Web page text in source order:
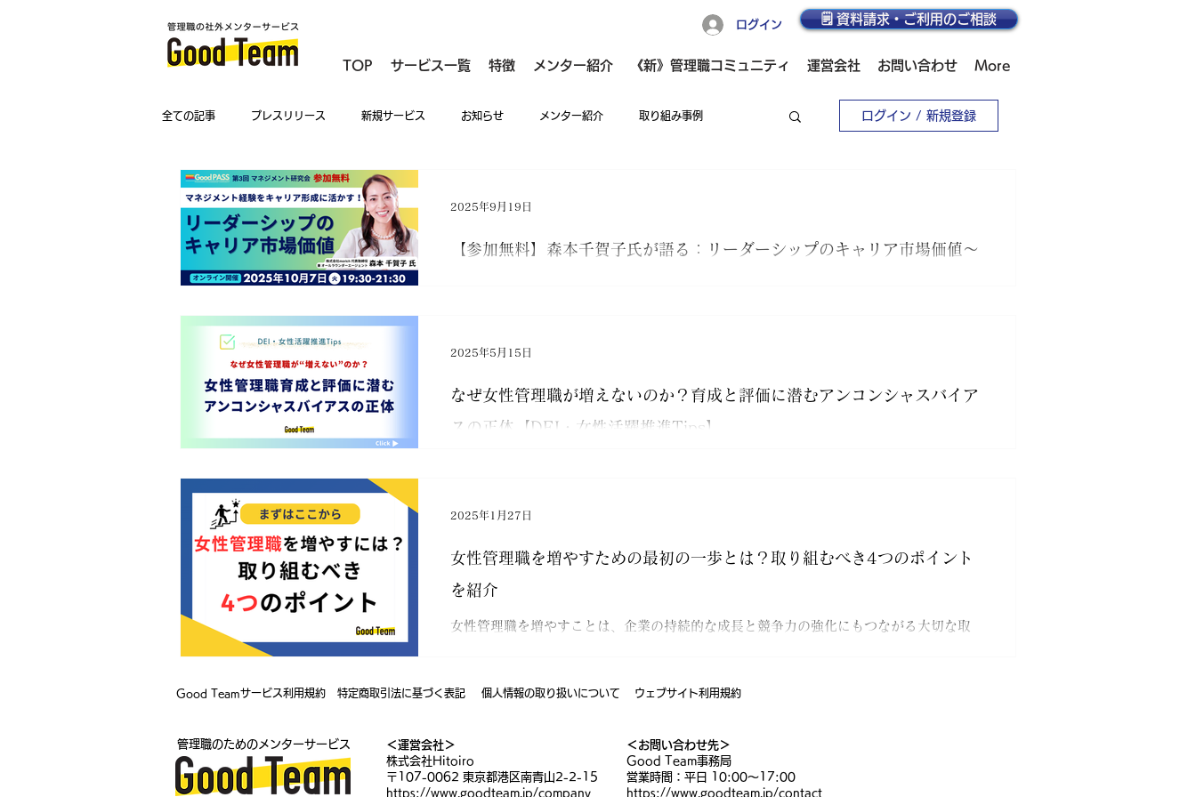
ログイン 🗒️ 資料請求・ご利用のご相談
TOP サービス一覧 特徴 メンター紹介 《新》管理職コミュニティ 運営会社 お問い合わせ More
全ての記事 プレスリリース 新規サービス お知らせ メンター紹介 取り組み事例
マネジメント相談 キャンペーン
女性管理職 新任管理職 管理職コミュニティ 人事・経営者のお悩み解決Tips
DEI・女性活躍推進Tips 中間管理職 応援マガジン
イベント・セミナー Good PASS活動レポート アーカイブ動画：Luminary会員限定
マネジメント読書会 コンパッション・リーダーシップ講座
管理職のお悩み相談
ログイン / 新規登録
【参加無料】森本千賀子氏が語る：リーダーシップのキャリア市場価値〜
う活かせるのでしょうか。 今回のオンラインイベントでは、CxOクラスの採用支援に豊
視点」をお話しいただきます。 管理職・マネジメントに携わる方とっては自身の成長を
2025年9月19日
なぜ女性管理職が増えないのか？育成と評価に潜むアンコンシャスバイア
スの正体【DEI・女性活躍推進Tips】
プ」や「マネジメント力」という言...
2025年5月15日
女性管理職を増やすための最初の一歩とは？取り組むべき4つのポイント
を紹介
女性管理職を増やすことは、企業の持続的な成長と競争力の強化にもつながる大切な取
のポイントを、具体的な実践方法ととも...
2025年1月27日
Good Teamサービス利用規約 特定商取引法に基づく表記 個人情報の取り扱いについて ウェブサイト利用規約
管理職のためのメンターサービス
＜運営会社＞
株式会社Hitoiro
〒107-0062 東京都港区南青山2-2-15
https://www.goodteam.jp/company
＜お問い合わせ先＞
Good Team事務局
営業時間：平日 10:00〜17:00
https://www.goodteam.jp/contact